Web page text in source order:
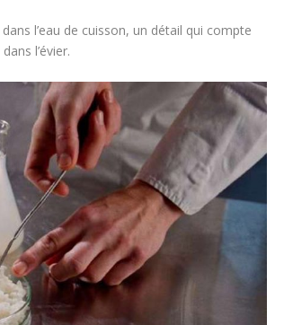
l’eau de cuisson, un détail qui compte
l’évier.